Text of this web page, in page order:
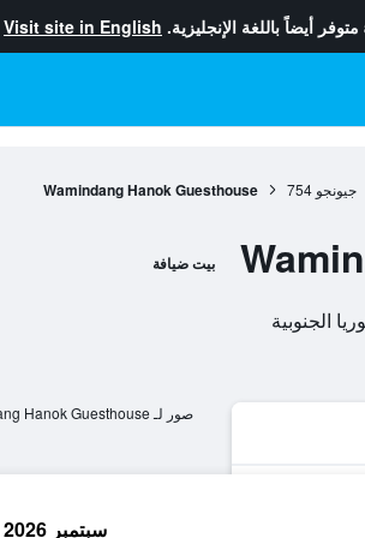
متوفر أيضاً باللغة الإنجليزية. Visit site in English
جيونجو 754
Wamindang Hanok Guesthouse
بيت ضيافة
صور لـ Wamindang Hanok Guesthouse
سبتمبر 2026